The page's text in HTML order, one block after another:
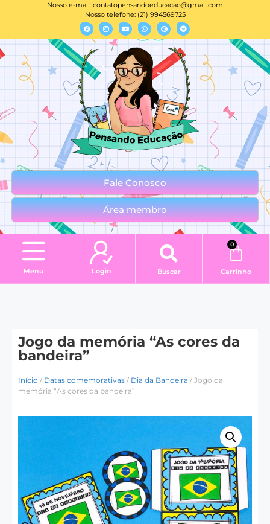
Nosso e-mail: contatopensandoeducacao@gmail.com
Nosso telefone: (21) 994569725
Fale Conosco
Área membro
Menu Login Buscar
0
Carrinho
Jogo da memória “As cores da
bandeira”
Início / Datas comemorativas / Dia da Bandeira / Jogo da
memória “As cores da bandeira”